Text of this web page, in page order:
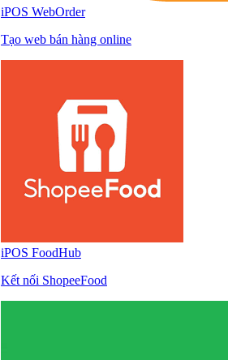
iPOS WebOrder
Tạo web bán hàng online
iPOS FoodHub
Kết nối ShopeeFood